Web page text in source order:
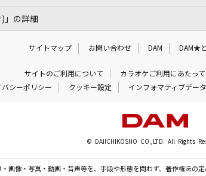
)」の詳細
サイトマップ お問い合わせ DAM DAM★
サイトのご利用について カラオケご利用にあたっ
バシーポリシー クッキー設定 インフォマティブデー
© DAIICHIKOSHO CO.,LTD. All Rights
画像・写真・動画・音声等を、手段や形態を問わず、著作権法の